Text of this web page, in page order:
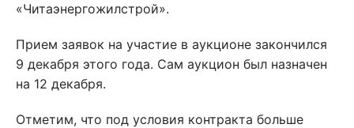
«Читаэнергожилстрой».
Прием заявок на участие в аукционе закончился
9 декабря этого года. Сам аукцион был назначен
на 12 декабря.
Отметим, что под условия контракта больше